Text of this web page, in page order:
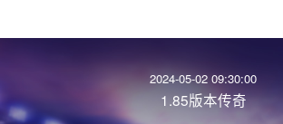
2024-05-02 09:30:00
1.85版本传奇